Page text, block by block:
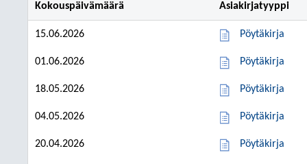
Kokouspäivämäärä Asiakirjatyyppi
15.06.2026 Pöytäkirja
01.06.2026 Pöytäkirja
18.05.2026 Pöytäkirja
04.05.2026 Pöytäkirja
20.04.2026 Pöytäkirja